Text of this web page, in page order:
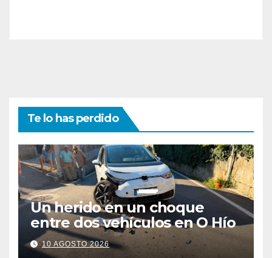
Te lo has perdido
Un herido en un choque
entre dos vehículos en O Hío
10 AGOSTO 2026